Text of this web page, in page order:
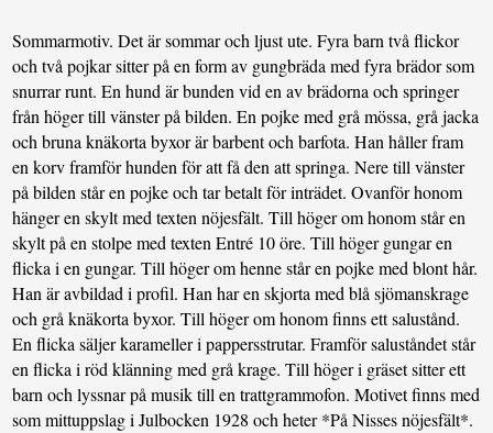
Sommarmotiv. Det är sommar och ljust ute. Fyra barn två flickor
och två pojkar sitter på en form av gungbräda med fyra brädor som
snurrar runt. En hund är bunden vid en av brädorna och springer
från höger till vänster på bilden. En pojke med grå mössa, grå jacka
och bruna knäkorta byxor är barbent och barfota. Han håller fram
en korv framför hunden för att få den att springa. Nere till vänster
på bilden står en pojke och tar betalt för inträdet. Ovanför honom
hänger en skylt med texten nöjesfält. Till höger om honom står en
skylt på en stolpe med texten Entré 10 öre. Till höger gungar en
flicka i en gungar. Till höger om henne står en pojke med blont hår.
Han är avbildad i profil. Han har en skjorta med blå sjömanskrage
och grå knäkorta byxor. Till höger om honom finns ett salustånd.
En flicka säljer karameller i pappersstrutar. Framför saluståndet står
en flicka i röd klänning med grå krage. Till höger i gräset sitter ett
barn och lyssnar på musik till en trattgrammofon. Motivet finns med
som mittuppslag i Julbocken 1928 och heter *På Nisses nöjesfält*.